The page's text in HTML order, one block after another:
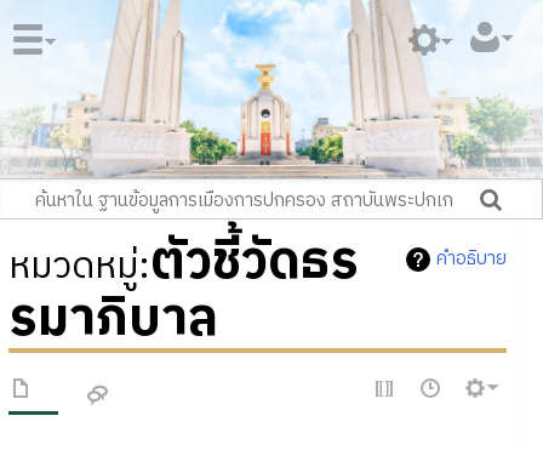
คำอธิบาย
หมวดหมู่:ตัวชี้วัดธร
รมาภิบาล